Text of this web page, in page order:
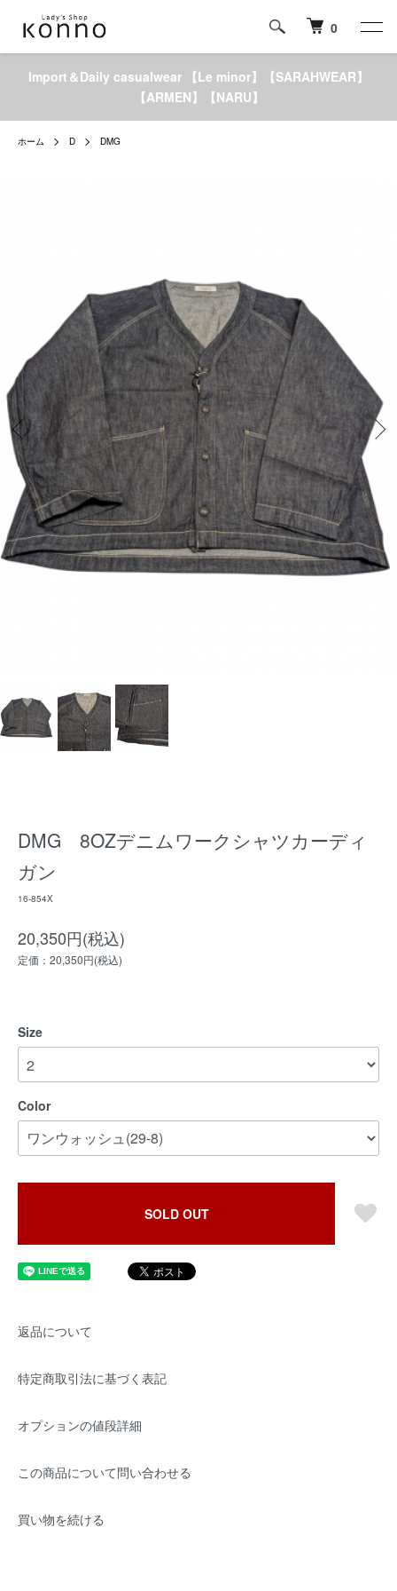
0
Import＆Daily casualwear 【Le minor】【SARAHWEAR】
【ARMEN】【NARU】
ホーム D DMG
DMG 8OZデニムワークシャツカーディ
ガン
16-854X
20,350円(税込)
定価：20,350円(税込)
Size
Color
SOLD OUT
返品について
特定商取引法に基づく表記
オプションの値段詳細
この商品について問い合わせる
買い物を続ける